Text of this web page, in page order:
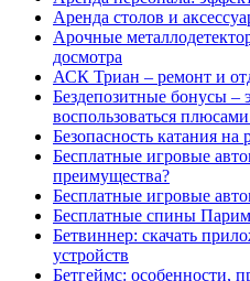
Аренда столов и
Арочные
досмотра
АСК Триан – ремонт и
Бездепозитные бонусы –
воспользоваться
Безопасность катания на
Бесплатные игровые
преимущества?
Бесплатные игровые
Бесплатные спины
Бетвиннер: скачать
устройств
Бетгеймс: особенности,